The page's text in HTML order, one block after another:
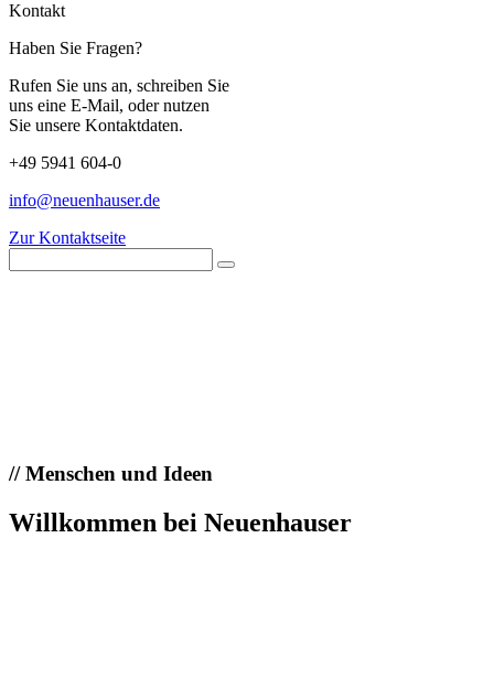
Kontakt
Haben Sie Fragen?
Rufen Sie uns an, schreiben Sie
uns eine E-Mail, oder nutzen
Sie unsere Kontaktdaten.
+49 5941 604-0
info@neuenhauser.de
Zur Kontaktseite
//Menschen und Ideen
Willkommen bei Neuenhauser